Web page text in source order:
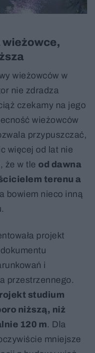
wieżowce,
wieżowców w
nie zdradza
czekamy na jego
wieżowców
przypuszczać,
więcej od lat nie
że w tle od dawna
terenu a
bowiem nieco inną
projekt
i
przestrzennego.
studium
niższą, niż
120 m. Dla
mniejsze